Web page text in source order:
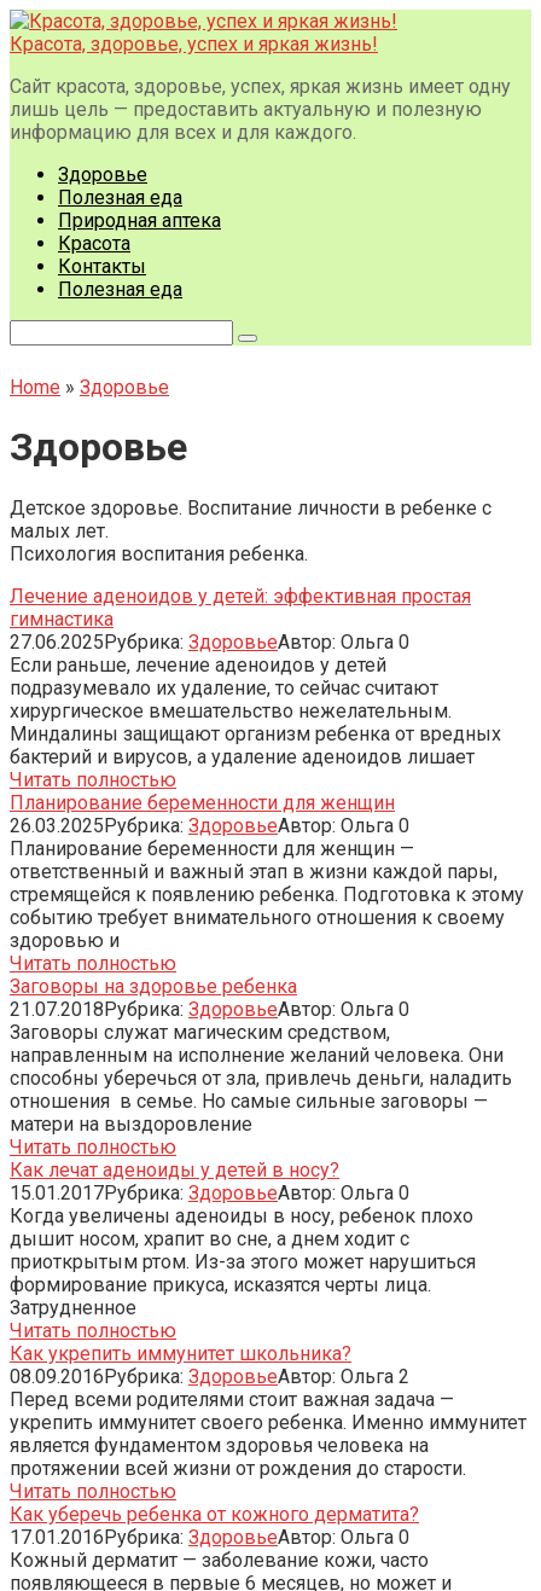
Перейти
к
Красота, здоровье, успех и яркая жизнь!
Сайт красота, здоровье, успех, яркая жизнь имеет одну
лишь цель — предоставить актуальную и полезную
информацию для всех и для каждого.
Здоровье
Полезная еда
Природная аптека
Красота
Контакты
Полезная еда
Home » Здоровье
Здоровье
Детское здоровье. Воспитание личности в ребенке с
малых лет.
Психология воспитания ребенка.
Лечение аденоидов у детей: эффективная простая
гимнастика
27.06.2025Рубрика: ЗдоровьеАвтор: Ольга 0
Если раньше, лечение аденоидов у детей
подразумевало их удаление, то сейчас считают
хирургическое вмешательство нежелательным.
Миндалины защищают организм ребенка от вредных
бактерий и вирусов, а удаление аденоидов лишает
Читать полностью
Планирование беременности для женщин
26.03.2025Рубрика: ЗдоровьеАвтор: Ольга 0
Планирование беременности для женщин —
ответственный и важный этап в жизни каждой пары,
стремящейся к появлению ребенка. Подготовка к этому
событию требует внимательного отношения к своему
здоровью и
Читать полностью
Заговоры на здоровье ребенка
21.07.2018Рубрика: ЗдоровьеАвтор: Ольга 0
Заговоры служат магическим средством,
направленным на исполнение желаний человека. Они
способны уберечься от зла, привлечь деньги, наладить
отношения в семье. Но самые сильные заговоры —
матери на выздоровление
Читать полностью
Как лечат аденоиды у детей в носу?
15.01.2017Рубрика: ЗдоровьеАвтор: Ольга 0
Когда увеличены аденоиды в носу, ребенок плохо
дышит носом, храпит во сне, а днем ходит с
приоткрытым ртом. Из-за этого может нарушиться
формирование прикуса, исказятся черты лица.
Затрудненное
Читать полностью
Как укрепить иммунитет школьника?
08.09.2016Рубрика: ЗдоровьеАвтор: Ольга 2
Перед всеми родителями стоит важная задача —
укрепить иммунитет своего ребенка. Именно иммунитет
является фундаментом здоровья человека на
протяжении всей жизни от рождения до старости.
Читать полностью
Как уберечь ребенка от кожного дерматита?
17.01.2016Рубрика: ЗдоровьеАвтор: Ольга 0
Кожный дерматит — заболевание кожи, часто
появляющееся в первые 6 месяцев, но может и